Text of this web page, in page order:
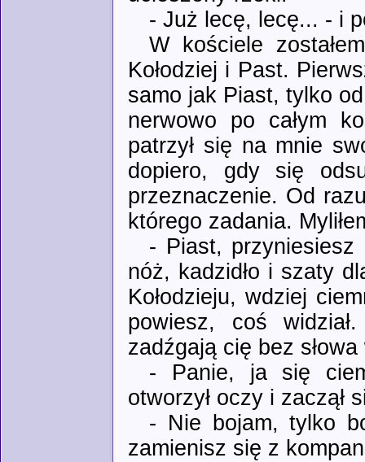
- Już lecę, lecę... - i
W kościele
Kołodziej i Past.
samo jak Piast, tylko
nerwowo po całym
patrzył się na mnie
dopiero, gdy się
przeznaczenie. Od
którego zadania.
- Piast,
nóż, kadzidło i szaty
Kołodzieju, wdziej
powiesz, coś
zadźgają cię bez
- Panie, ja się
otworzył oczy i zaczął
- Nie bojam, tylko
zamienisz się z